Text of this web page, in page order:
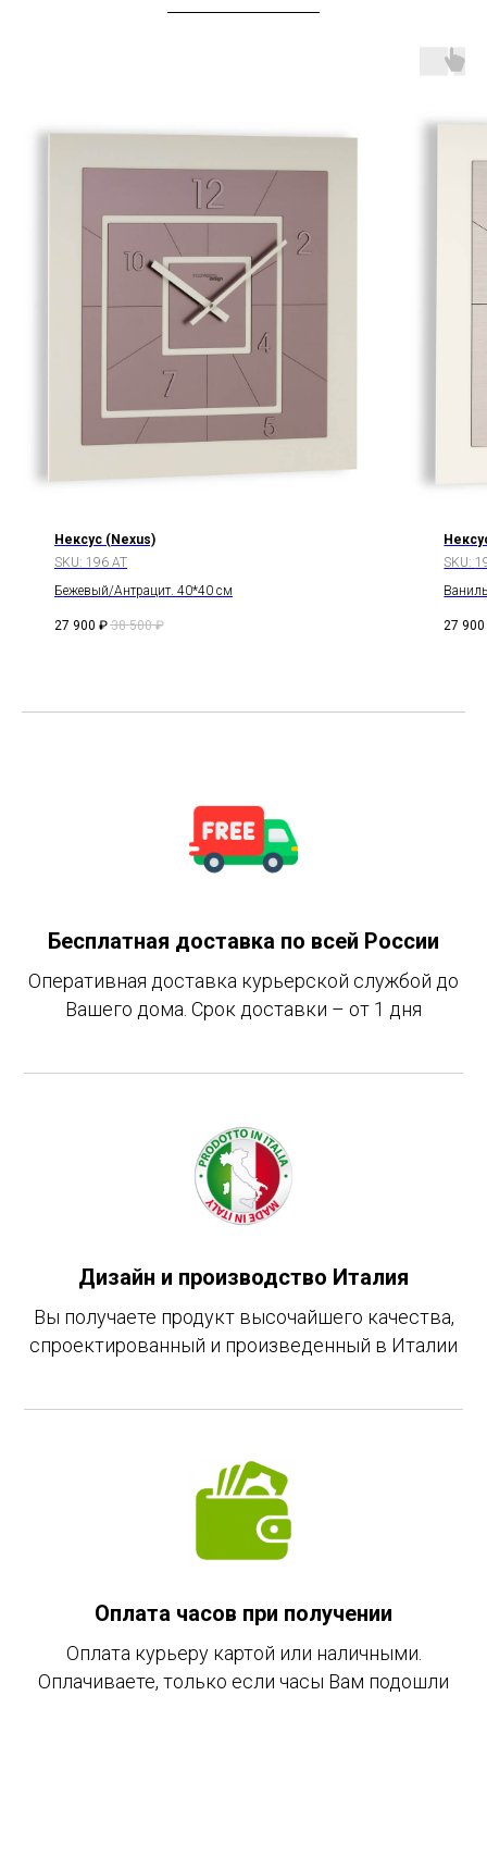
Нексус (Nexus)
SKU: 196 AT
Бежевый/Антрацит. 40*40 см
27 900 ₽ 38 500 ₽
SKU:
27 900
Бесплатная доставка по всей России
Оперативная доставка курьерской службой до
Вашего дома. Срок доставки – от 1 дня
Дизайн и производство Италия
Вы получаете продукт высочайшего качества,
спроектированный и произведенный в Италии
Оплата часов при получении
Оплата курьеру картой или наличными.
Оплачиваете, только если часы Вам подошли